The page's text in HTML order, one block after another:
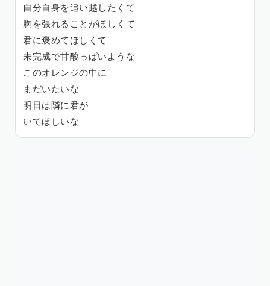
自分自身を追い越したくて
胸を張れることがほしくて
君に褒めてほしくて
未完成で甘酸っぱいような
このオレンジの中に
まだいたいな
明日は隣に君が
いてほしいな